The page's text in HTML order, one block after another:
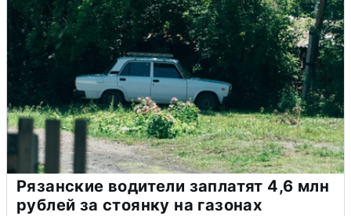
Рязанские водители заплатят 4,6 млн
рублей за стоянку на газонах